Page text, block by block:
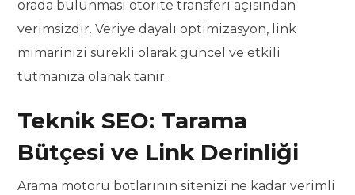
orada bulunması otorite transferi açısından
verimsizdir. Veriye dayalı optimizasyon, link
mimarinizi sürekli olarak güncel ve etkili
tutmanıza olanak tanır.
Teknik SEO: Tarama
Bütçesi ve Link Derinliği
Arama motoru botlarının sitenizi ne kadar verimli